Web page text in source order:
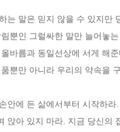
는 말은 믿지 않을 수 있지만
뿐인 그럴싸한 말만 늘어놓
바름과 동일선상에 서게 해
뿐만 아니라 우리의 약속을
안에 든 삶에서부터 시작하
앉아 있지 마라. 지금 당신의